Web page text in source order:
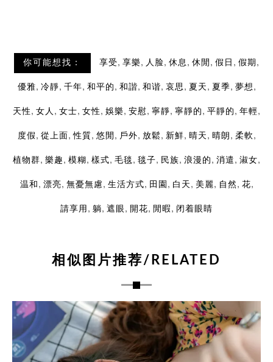
你可能想找： 享受 , 享樂 , 人脸, 休息 , 休閒 , 假日 , 假期 ,
優雅, 冷靜, 千年, 和平的 , 和諧, 和谐, 哀思 , 夏天 , 夏季, 夢想 ,
天性 , 女人 , 女士, 女性 , 娛樂 , 安慰, 寧靜, 寧靜的 , 平靜的 , 年輕 ,
度假 , 從上面 ,性質 , 悠閒 , 戶外, 放鬆, 新鮮, 晴天 , 晴朗 , 柔軟 ,
植物群, 樂趣 , 模糊 , 樣式, 毛毯, 毯子, 民族, 浪漫的 , 消遣 , 淑女,
温和 , 漂亮, 無憂無慮, 生活方式, 田園 , 白天 , 美麗, 自然 , 花,
請享用 , 躺, 遮眼 , 開花, 閒暇 , 闭着眼睛
相似图片推荐/RELATED